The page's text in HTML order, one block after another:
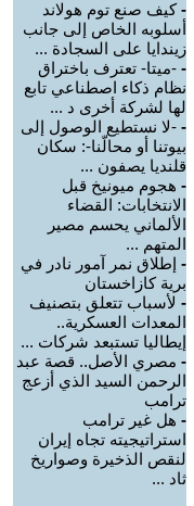
-كيف صنع توم هولاند
أسلوبه الخاص إلى جانب
زيندايا على السجادة ...
- -ميتا- تعترف باختراق
نظام ذكاء اصطناعي تابع
لها لشركة أخرى د ...
- -لا نستطيع الوصول إلى
بيوتنا أو محالّنا-: سكان
قلنديا يصفون ...
- هجوم ميونيخ قبل
الانتخابات: القضاء
الألماني يحسم مصير
المتهم ...
- إطلاق نمر آمور نادر في
برية كازاخستان
- لأسباب تتعلق بتصنيف
المعدات العسكرية..
إيطاليا تستبعد شركات ...
- مصري الأصل.. قصة عبد
الرحمن السيد الذي أزعج
ترامب
- هل غير ترامب
استراتيجيته تجاه إيران
لنقص الذخيرة وصواريخ
ثاد ...